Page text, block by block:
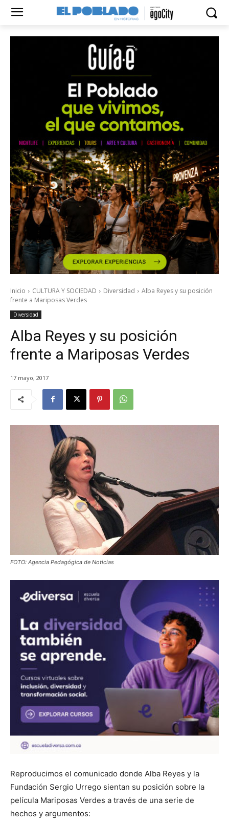
Inicio CULTURA Y SOCIEDAD Diversidad
Alba Reyes y su posición
frente a Mariposas Verdes
Diversidad
Alba Reyes y su posición
frente a Mariposas Verdes
17 mayo, 2017
FOTO: Agencia Pedagógica de Noticias
Reproducimos el comunicado donde Alba Reyes y la
Fundación Sergio Urrego sientan su posición sobre la
película Mariposas Verdes a través de una serie de
hechos y argumentos: